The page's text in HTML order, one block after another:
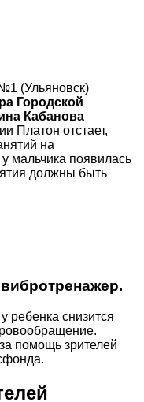
(Ульяновск)
Городской
Кабанова
Платон отстает,
на
мальчика появилась
должны быть
ребенка снизится
помощь зрителей